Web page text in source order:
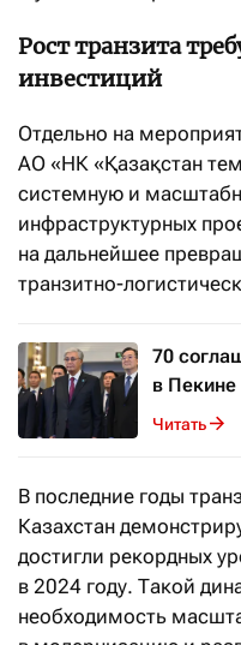
Рост транзита
инвестиций
Отдельно на
АО «НК «Қазақстан
системную и
инфраструктурных
на дальнейшее
транзитно-
70
в
Читать
В последние годы
Казахстан
достигли рекордных
в 2024 году. Такой
необходимость